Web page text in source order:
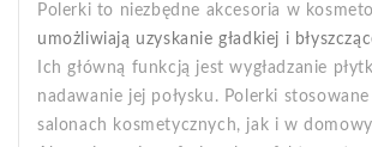
Polerki to niezbędne akcesoria w
umożliwiają uzyskanie gładkiej i
Ich główną funkcją jest wygładzanie
nadawanie jej połysku. Polerki
salonach kosmetycznych, jak i w